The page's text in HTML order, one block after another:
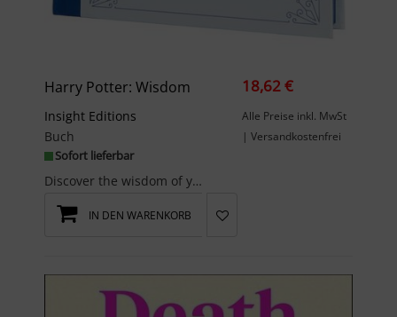
Harry Potter: Wisdom
Insight Editions
Buch
Sofort lieferbar
Discover the wisdom of your inner Ravenclaw with this yearlong guided journal inspired by the bel...
18,62 €
Alle Preise inkl. MwSt
| Versandkostenfrei
IN DEN WARENKORB